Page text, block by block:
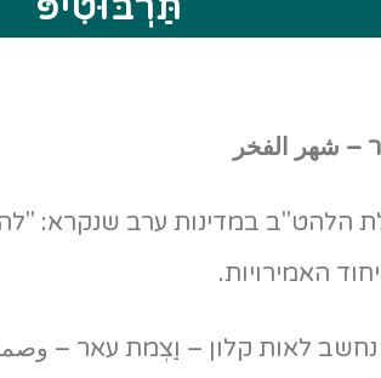
– شهر الفخر
הלהט"ב במדינות ערב שנקרא:
האמירויות.
נחשב לאות קלון – וַצְמת עאר –